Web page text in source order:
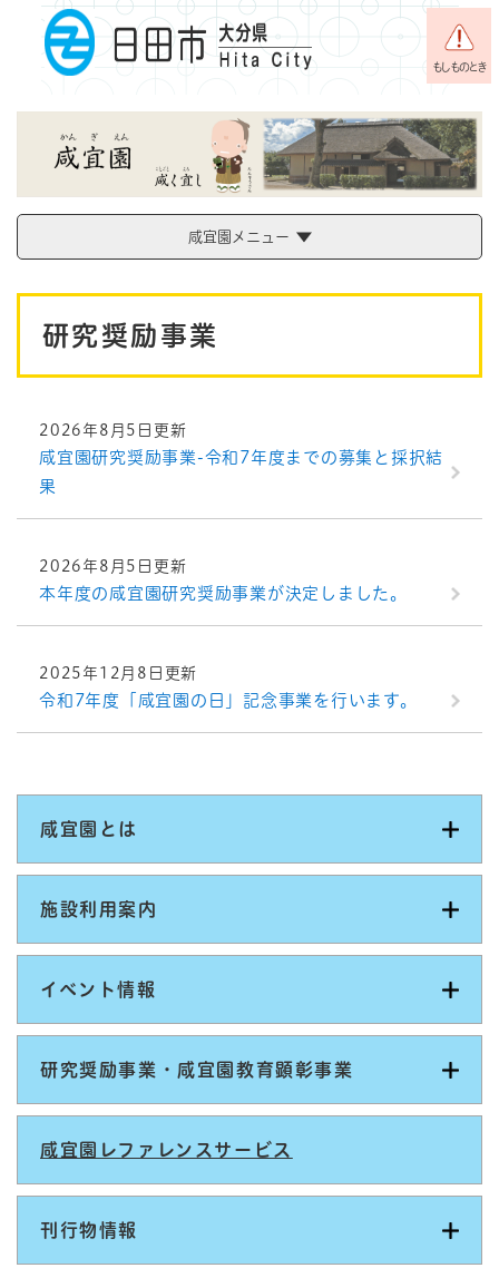
メニューを飛ばして本文へ
もしものとき
咸宜園メニュー
研究奨励事業
2026年8月5日更新
咸宜園研究奨励事業-令和7年度までの募集と採択結
果
2026年8月5日更新
本年度の咸宜園研究奨励事業が決定しました。
2025年12月8日更新
令和7年度「咸宜園の日」記念事業を行います。
咸宜園とは
施設利用案内
イベント情報
研究奨励事業・咸宜園教育顕彰事業
咸宜園レファレンスサービス
刊行物情報